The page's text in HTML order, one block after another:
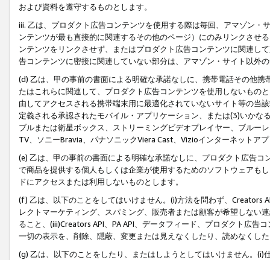
および資料を遵守するものとします。
iii. 乙は、プロダクト広告コンテンツを使用する際は毎回、アマゾン
ンテンツが最も直接的に関連するその他のページ）にのみリンクさせ
ンテンツをリンクさせず、またはプロダクト広告コンテンツに関連し
告コンテンツに密接に関連していない部分は、アマゾン・サイト以外
(d) 乙は、甲の事前の書面による明確な承諾なしに、携帯電話その他
たはこれらに関連して、プロダクト広告コンテンツを使用しないもの
由してアクセスされる携帯端末用に最適化されていないサイト等の当
定義される承認されたモバイル・アプリケーション、または(3)いか
ブルまたは衛星ボックス、ストリーミングビデオプレイヤー、ブルー
TV、ソニーBravia、パナソニックViera Cast、Vizioインターネットア
(e) 乙は、甲の事前の書面による明確な承諾なしに、プロダクト広告
で商品を提供する個人もしくは企業が使用するためのソフトウェアも
ドにアクセスまたは利用しないものとします。
(f) 乙は、以下のことをしてはいけません。(i)方法を問わず、Creators
レクトマーケティング、スパミング、販売者または顧客が希望しない
ること、(iii)Creators API、PA API、データフィード、プロダクト広告
一切の表示を、削除、隠蔽、変更または見えなくしたり、読めなくし
(g) 乙は、以下のことをしたり、またはしようとしてはいけません。